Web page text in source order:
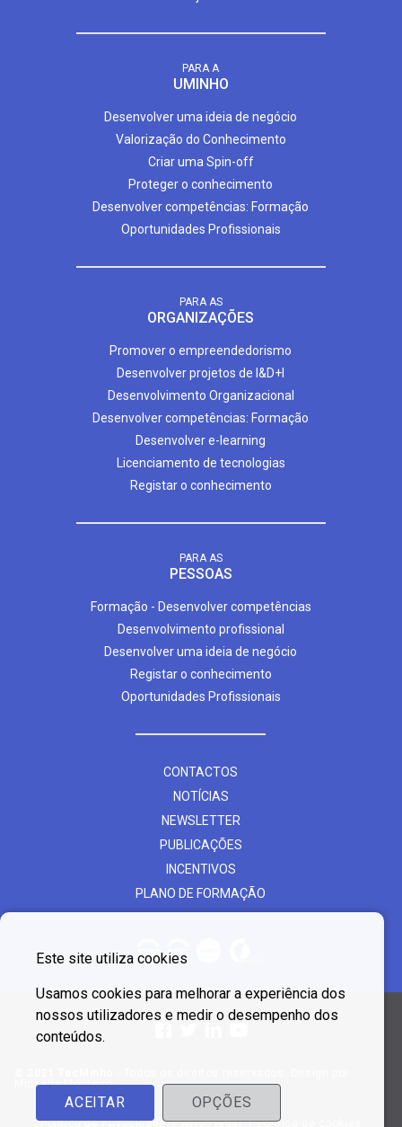
PARA A
UMINHO
Desenvolver uma ideia de negócio
Valorização do Conhecimento
Criar uma Spin-off
Proteger o conhecimento
Desenvolver competências: Formação
Oportunidades Profissionais
PARA AS
ORGANIZAÇÕES
Promover o empreendedorismo
Desenvolver projetos de I&D+I
Desenvolvimento Organizacional
Desenvolver competências: Formação
Desenvolver e-learning
Licenciamento de tecnologias
Registar o conhecimento
PARA AS
PESSOAS
Formação - Desenvolver competências
Desenvolvimento profissional
Desenvolver uma ideia de negócio
Registar o conhecimento
Oportunidades Profissionais
CONTACTOS
NOTÍCIAS
NEWSLETTER
PUBLICAÇÕES
INCENTIVOS
PLANO DE FORMAÇÃO
Michelle Monteiro
Política de Privacidade Aviso legal Política de cookies
Este site utiliza cookies
Usamos cookies para melhorar a experiência dos
nossos utilizadores e medir o desempenho dos
conteúdos.
ACEITAR OPÇÕES